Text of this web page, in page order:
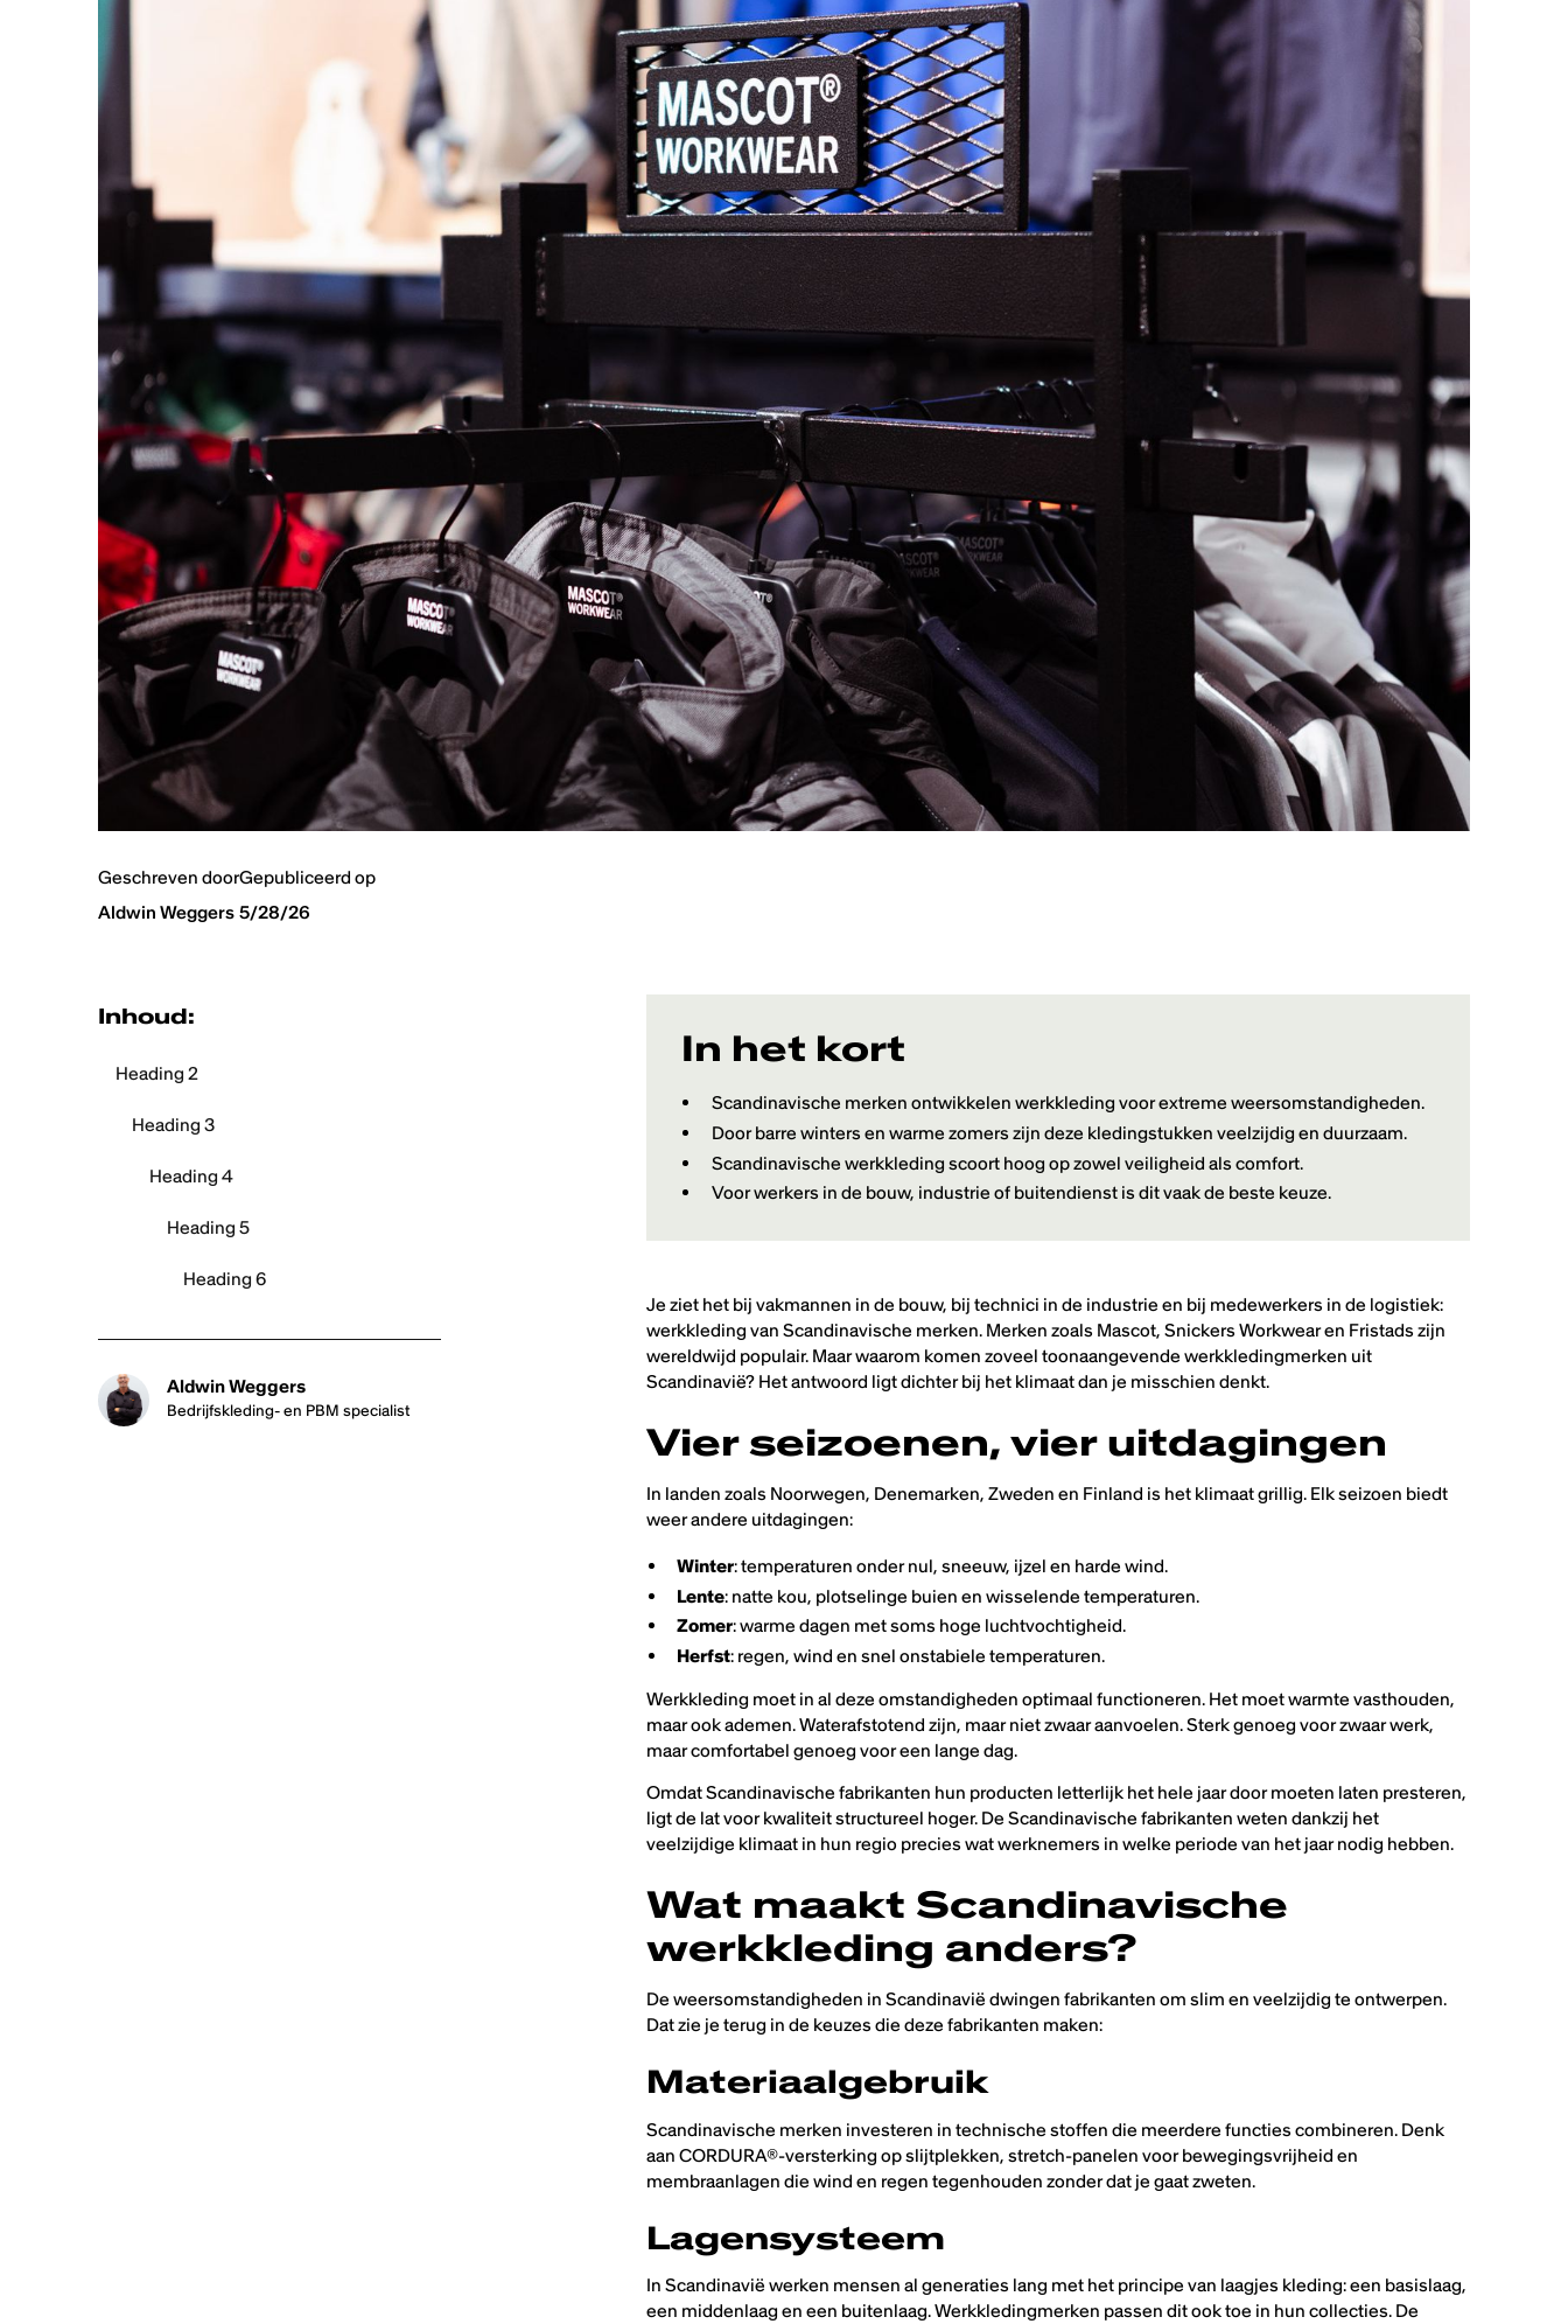
Geschreven door
Aldwin Weggers
Gepubliceerd op
5/28/26
Inhoud:
Heading 2
Heading 3
Heading 4
Heading 5
Heading 6
Aldwin Weggers
Bedrijfskleding- en PBM specialist
In het kort
Scandinavische merken ontwikkelen werkkleding voor extreme weersomstandigheden.
Door barre winters en warme zomers zijn deze kledingstukken veelzijdig en duurzaam.
Scandinavische werkkleding scoort hoog op zowel veiligheid als comfort.
Voor werkers in de bouw, industrie of buitendienst is dit vaak de beste keuze.
Je ziet het bij vakmannen in de bouw, bij technici in de industrie en bij medewerkers in de logistiek:
werkkleding van Scandinavische merken. Merken zoals Mascot, Snickers Workwear en Fristads zijn
wereldwijd populair. Maar waarom komen zoveel toonaangevende werkkleding­merken uit
Scandinavië? Het antwoord ligt dichter bij het klimaat dan je misschien denkt.
Vier seizoenen, vier uitdagingen
In landen zoals Noorwegen, Denemarken, Zweden en Finland is het klimaat grillig. Elk seizoen biedt
weer andere uitdagingen:
Winter: temperaturen onder nul, sneeuw, ijzel en harde wind.
Lente: natte kou, plotselinge buien en wisselende temperaturen.
Zomer: warme dagen met soms hoge luchtvochtigheid.
Herfst: regen, wind en snel onstabiele temperaturen.
Werkkleding moet in al deze omstandigheden optimaal functioneren. Het moet warmte vasthouden,
maar ook ademen. Waterafstotend zijn, maar niet zwaar aanvoelen. Sterk genoeg voor zwaar werk,
maar comfortabel genoeg voor een lange dag.
Omdat Scandinavische fabrikanten hun producten letterlijk het hele jaar door moeten laten presteren,
ligt de lat voor kwaliteit structureel hoger. De Scandinavische fabrikanten weten dankzij het
veelzijdige klimaat in hun regio precies wat werknemers in welke periode van het jaar nodig hebben.
Wat maakt Scandinavische
werkkleding anders?
De weersomstandigheden in Scandinavië dwingen fabrikanten om slim en veelzijdig te ontwerpen.
Dat zie je terug in de keuzes die deze fabrikanten maken:
Materiaalgebruik
Scandinavische merken investeren in technische stoffen die meerdere functies combineren. Denk
aan CORDURA®-versterking op slijtplekken, stretch-panelen voor bewegingsvrijheid en
membraanlagen die wind en regen tegenhouden zonder dat je gaat zweten.
Lagensysteem
In Scandinavië werken mensen al generaties lang met het principe van laagjes kleding: een basislaag,
een middenlaag en een buitenlaag. Werkkleding­merken passen dit ook toe in hun collecties. De